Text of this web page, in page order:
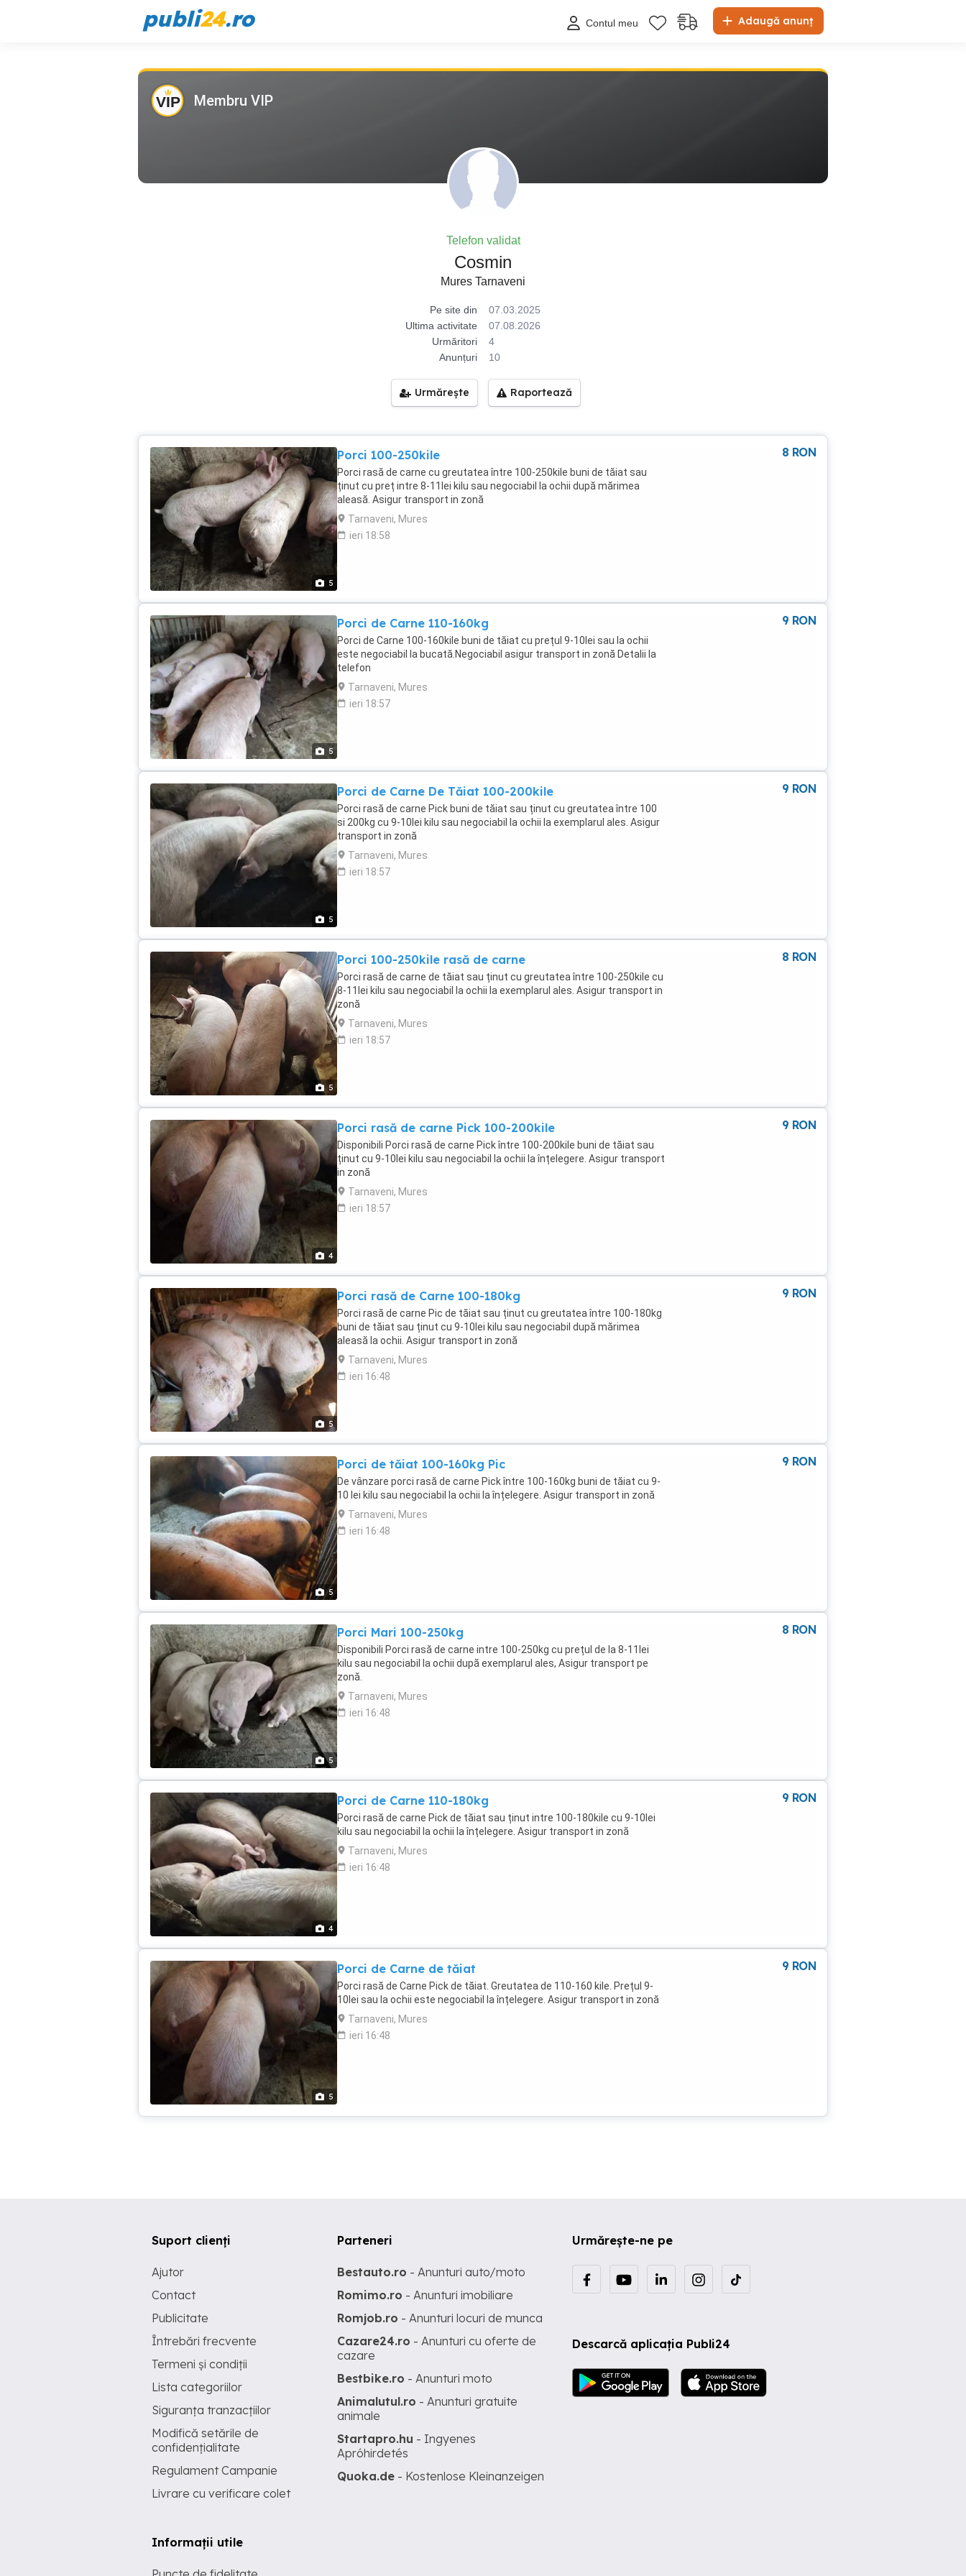
publi24.ro Adaugă anunț
Contul meu
Membru VIP
Telefon validat
Cosmin
Mures Tarnaveni
Pe site din
07.03.2025
Ultima activitate
07.08.2026
Urmăritori
4
Anunțuri
10
Urmărește Raportează
5
Porci 100-250kile
Porci rasă de carne cu greutatea între 100-250kile buni de tăiat sau
ținut cu preț intre 8-11lei kilu sau negociabil la ochii după mărimea
aleasă. Asigur transport in zonă
Tarnaveni, Mures
ieri 18:58
8 RON
5
Porci de Carne 110-160kg
Porci de Carne 100-160kile buni de tăiat cu prețul 9-10lei sau la ochii
este negociabil la bucată.Negociabil asigur transport in zonă Detalii la
telefon
Tarnaveni, Mures
ieri 18:57
9 RON
5
Porci de Carne De Tăiat 100-200kile
Porci rasă de carne Pick buni de tăiat sau ținut cu greutatea între 100
si 200kg cu 9-10lei kilu sau negociabil la ochii la exemplarul ales. Asigur
transport in zonă
Tarnaveni, Mures
ieri 18:57
9 RON
5
Porci 100-250kile rasă de carne
Porci rasă de carne de tăiat sau ținut cu greutatea între 100-250kile cu
8-11lei kilu sau negociabil la ochii la exemplarul ales. Asigur transport in
zonă
Tarnaveni, Mures
ieri 18:57
8 RON
4
Porci rasă de carne Pick 100-200kile
Disponibili Porci rasă de carne Pick între 100-200kile buni de tăiat sau
ținut cu 9-10lei kilu sau negociabil la ochii la înțelegere. Asigur transport
in zonă
Tarnaveni, Mures
ieri 18:57
9 RON
5
Porci rasă de Carne 100-180kg
Porci rasă de carne Pic de tăiat sau ținut cu greutatea între 100-180kg
buni de tăiat sau ținut cu 9-10lei kilu sau negociabil după mărimea
aleasă la ochii. Asigur transport in zonă
Tarnaveni, Mures
ieri 16:48
9 RON
5
Porci de tăiat 100-160kg Pic
De vânzare porci rasă de carne Pick între 100-160kg buni de tăiat cu 9-
10 lei kilu sau negociabil la ochii la înțelegere. Asigur transport in zonă
Tarnaveni, Mures
ieri 16:48
9 RON
5
Porci Mari 100-250kg
Disponibili Porci rasă de carne intre 100-250kg cu prețul de la 8-11lei
kilu sau negociabil la ochii după exemplarul ales, Asigur transport pe
zonă.
Tarnaveni, Mures
ieri 16:48
8 RON
4
Porci de Carne 110-180kg
Porci rasă de carne Pick de tăiat sau ținut intre 100-180kile cu 9-10lei
kilu sau negociabil la ochii la înțelegere. Asigur transport in zonă
Tarnaveni, Mures
ieri 16:48
9 RON
5
Porci de Carne de tăiat
Porci rasă de Carne Pick de tăiat. Greutatea de 110-160 kile. Prețul 9-
10lei sau la ochii este negociabil la înțelegere. Asigur transport in zonă
Tarnaveni, Mures
ieri 16:48
9 RON
Urmărește-ne pe
Descarcă aplicația Publi24
Suport clienți
Ajutor
Contact
Publicitate
Întrebări frecvente
Termeni și condiții
Lista categoriilor
Siguranța tranzacțiilor
Modifică setările de
confidențialitate
Regulament Campanie
Livrare cu verificare colet
Informații utile
Parteneri
Bestauto.ro - Anunturi auto/moto
Romimo.ro - Anunturi imobiliare
Romjob.ro - Anunturi locuri de munca
Cazare24.ro - Anunturi cu oferte de
cazare
Bestbike.ro - Anunturi moto
Animalutul.ro - Anunturi gratuite
animale
Startapro.hu - Ingyenes
Apróhirdetés
Quoka.de - Kostenlose Kleinanzeigen